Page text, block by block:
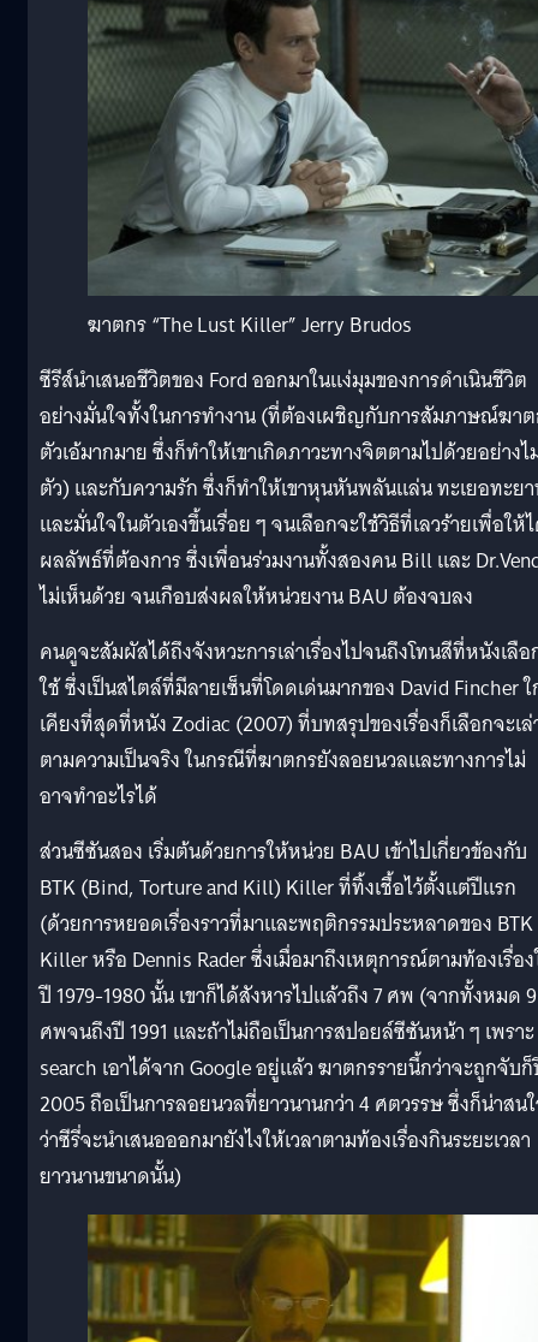
ฆาตกร “The Lust Killer” Jerry Brudos
ซีรีส์นำเสนอชีวิตของ Ford ออกมาในแง่มุมของการดำเนินชีวิต
อย่างมั่นใจทั้งในการทำงาน (ที่ต้องเผชิญกับการสัมภาษณ์ฆา
ตัวเอ้มากมาย ซึ่งก็ทำให้เขาเกิดภาวะทางจิตตามไปด้วยอย่างไ
ตัว) และกับความรัก ซึ่งก็ทำให้เขาหุนหันพลันแล่น ทะเยอทะย
และมั่นใจในตัวเองขึ้นเรื่อย ๆ จนเลือกจะใช้วิธีที่เลวร้ายเพื่อให้
ผลลัพธ์ที่ต้องการ ซึ่งเพื่อนร่วมงานทั้งสองคน Bill และ
ไม่เห็นด้วย จนเกือบส่งผลให้หน่วยงาน BAU ต้องจบลง
คนดูจะสัมผัสได้ถึงจังหวะการเล่าเรื่องไปจนถึงโทนสีที่หนังเลือ
ใช้ ซึ่งเป็นสไตล์ที่มีลายเซ็นที่โดดเด่นมากของ David Fincher
เคียงที่สุดที่หนัง Zodiac (2007) ที่บทสรุปของเรื่องก็เลือกจะเล่
ตามความเป็นจริง ในกรณีที่ฆาตกรยังลอยนวลและทางการไม่
อาจทำอะไรได้
ส่วนซีซันสอง เริ่มต้นด้วยการให้หน่วย BAU เข้าไปเกี่ยวข้องกับ
BTK (Bind, Torture and Kill) Killer ที่ทิ้งเชื้อไว้ตั้งแต่ปีแรก
(ด้วยการหยอดเรื่องราวที่มาและพฤติกรรมประหลาดของ BTK
Killer หรือ Dennis Rader ซึ่งเมื่อมาถึงเหตุการณ์ตามท้องเรื่อ
ปี 1979-1980 นั้น เขาก็ได้สังหารไปแล้วถึง 7 ศพ (จากทั้งหมด 9
ศพจนถึงปี 1991 และถ้าไม่ถือเป็นการสปอยล์ซีซันหน้า ๆ เพราะ
search เอาได้จาก Google อยู่แล้ว ฆาตกรรายนี้กว่าจะถูกจับ
2005 ถือเป็นการลอยนวลที่ยาวนานกว่า 4 ศตวรรษ ซึ่งก็น่าสน
ว่าซีรี่จะนำเสนอออกมายังไงให้เวลาตามท้องเรื่องกินระยะเวลา
ยาวนานขนาดนั้น)